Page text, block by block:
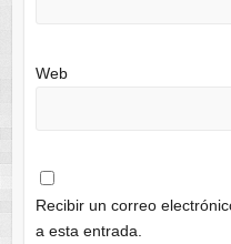
Web
Recibir un correo
a esta entrada.